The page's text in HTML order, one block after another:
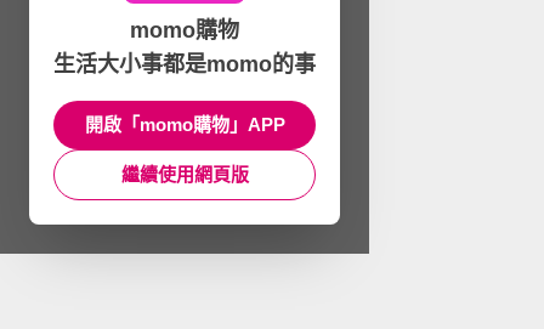
momo購物
生活大小事都是momo的事
開啟「momo購物」APP
繼續使用網頁版